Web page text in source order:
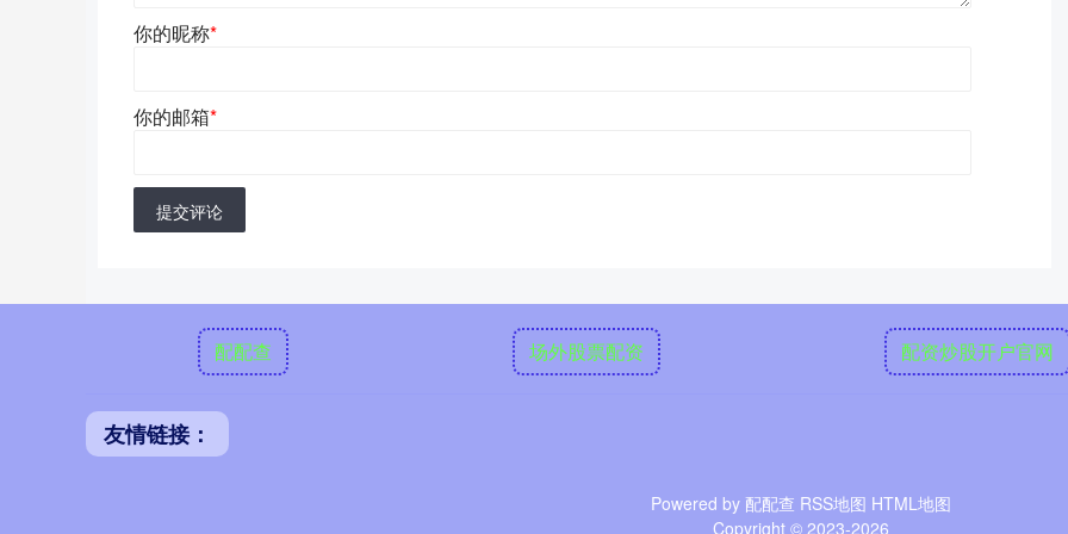
你的昵称*
你的邮箱*
提交评论
配配查 场外股票配资 配资炒股开户官网
友情链接：
Powered by 配配查 RSS地图 HTML地图
Copyright © 2023-2026